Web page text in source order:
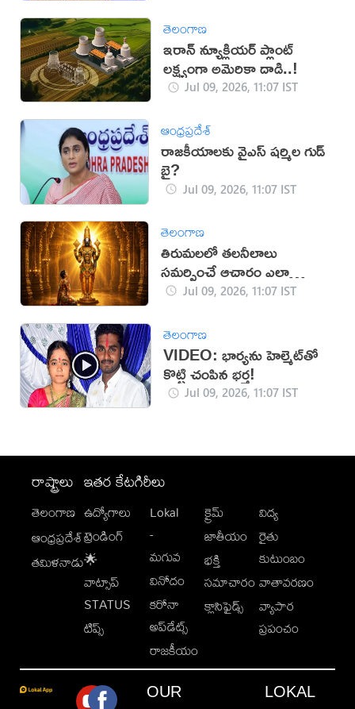
తెలంగాణ
ఇరాన్‌ న్యూక్లియర్‌ ప్లాంట్‌
లక్ష్యంగా అమెరికా దాడి..!
Jul 09, 2026, 11:07 IST
ఆంధ్రప్రదేశ్
రాజకీయాలకు వైఎస్ షర్మిల గుడ్
బై?
Jul 09, 2026, 11:07 IST
తెలంగాణ
తిరుమలలో తలనీలాలు
సమర్పించే ఆచారం ఎలా
మొదలైంది?
Jul 09, 2026, 11:07 IST
తెలంగాణ
VIDEO: భార్యను హెల్మెట్‌తో
కొట్టి చంపిన భర్త!
Jul 09, 2026, 11:07 IST
రాష్ట్రాలు
తెలంగాణ
ఆంధ్రప్రదేశ్
తమిళనాడు
ఇతర కేటగిరీలు
ఉద్యోగాలు
ట్రెండింగ్
🌟
వాట్సాప్
STATUS
టిప్స్
Lokal
-
మగువ
వినోదం
కరోనా
అప్‌డేట్స్
రాజకీయం
క్రైమ్
జాతీయం
భక్తి
సమాచారం
క్లాసిఫైడ్స్
విద్య
రైతు
కుటుంబం
వాతావరణం
వ్యాపార
ప్రపంచం
OUR LOKAL